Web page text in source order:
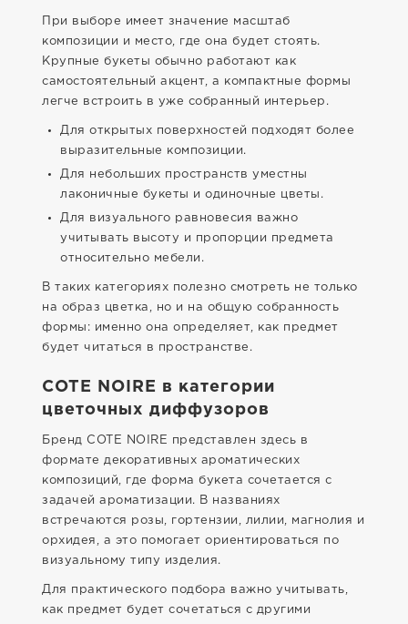
При выборе имеет значение масштаб
композиции и место, где она будет стоять.
Крупные букеты обычно работают как
самостоятельный акцент, а компактные формы
легче встроить в уже собранный интерьер.
Для открытых поверхностей подходят более
выразительные композиции.
Для небольших пространств уместны
лаконичные букеты и одиночные цветы.
Для визуального равновесия важно
учитывать высоту и пропорции предмета
относительно мебели.
В таких категориях полезно смотреть не только
на образ цветка, но и на общую собранность
формы: именно она определяет, как предмет
будет читаться в пространстве.
COTE NOIRE в категории
цветочных диффузоров
Бренд COTE NOIRE представлен здесь в
формате декоративных ароматических
композиций, где форма букета сочетается с
задачей ароматизации. В названиях
встречаются розы, гортензии, лилии, магнолия и
орхидея, а это помогает ориентироваться по
визуальному типу изделия.
Для практического подбора важно учитывать,
как предмет будет сочетаться с другими